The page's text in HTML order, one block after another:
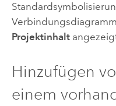
Projektinhalt
Hinzufügen
einem